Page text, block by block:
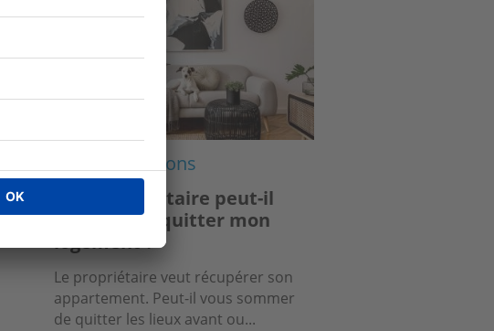
Réglementations
Mon propriétaire peut-il
m'obliger à quitter mon
logement ?
Le propriétaire veut récupérer son
appartement. Peut-il vous sommer
de quitter les lieux avant ou...